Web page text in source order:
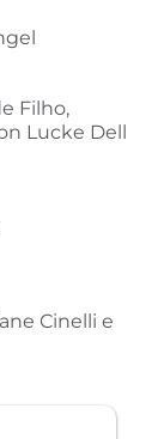
Filho,
Lucke Dell
Cinelli e